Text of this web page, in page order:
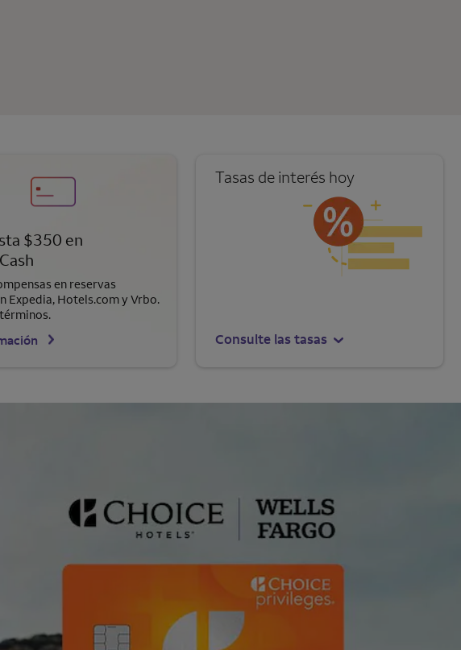
$350 en
en reservas
Expedia, Hotels.com y Vrbo.
Tasas de interés hoy
Consulte las tasas